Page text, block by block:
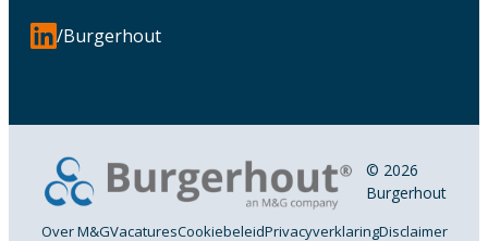
/Burgerhout
© 2026
Burgerhout
Over M&GVacaturesCookiebeleidPrivacyverklaringDisclaimer